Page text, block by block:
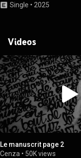
Single • 2025
Videos
Le manuscrit page 2
Cenza • 50K views